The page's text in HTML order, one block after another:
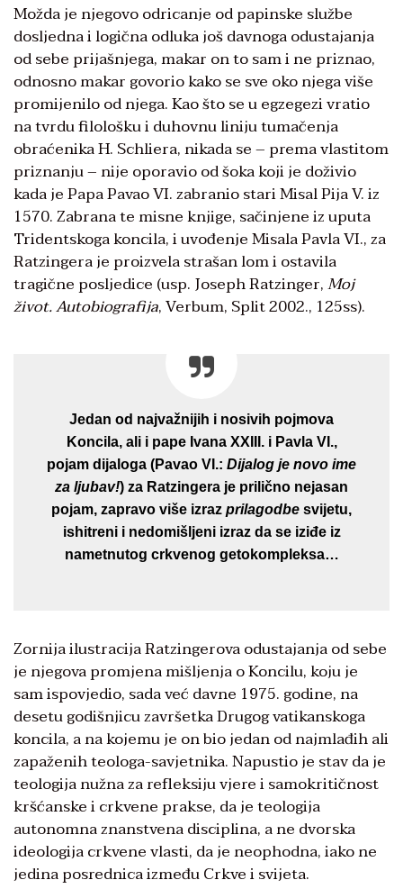
Možda je njegovo odricanje od papinske službe
dosljedna i logična odluka još davnoga odustajanja
od sebe prijašnjega, makar on to sam i ne priznao,
odnosno makar govorio kako se sve oko njega više
promijenilo od njega. Kao što se u egzegezi vratio
na tvrdu filološku i duhovnu liniju tumačenja
obraćenika H. Schliera, nikada se – prema vlastitom
priznanju – nije oporavio od šoka koji je doživio
kada je Papa Pavao VI. zabranio stari Misal Pija V. iz
1570. Zabrana te misne knjige, sačinjene iz uputa
Tridentskoga koncila, i uvođenje Misala Pavla VI., za
Ratzingera je proizvela strašan lom i ostavila
tragične posljedice (usp. Joseph Ratzinger,Moj
život. Autobiografija, Verbum, Split 2002., 125ss).
Jedan od najvažnijih i nosivih pojmova
Koncila, ali i pape Ivana XXIII. i Pavla VI.,
pojam dijaloga (Pavao VI.: Dijalog je novo ime
za ljubav!) za Ratzingera je prilično nejasan
pojam, zapravo više izraz prilagodbe svijetu,
ishitreni i nedomišljeni izraz da se iziđe iz
nametnutog crkvenog getokompleksa…
Zornija ilustracija Ratzingerova odustajanja od sebe
je njegova promjena mišljenja o Koncilu, koju je
sam ispovjedio, sada već davne 1975. godine, na
desetu godišnjicu završetka Drugog vatikanskoga
koncila, a na kojemu je on bio jedan od najmlađih ali
zapaženih teologa-savjetnika. Napustio je stav da je
teologija nužna za refleksiju vjere i samokritičnost
kršćanske i crkvene prakse, da je teologija
autonomna znanstvena disciplina, a ne dvorska
ideologija crkvene vlasti, da je neophodna, iako ne
jedina posrednica između Crkve i svijeta.